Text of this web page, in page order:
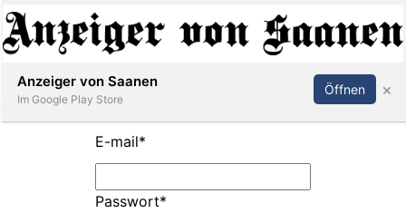
Abonnieren Anmelden
E-mail*
Passwort*
Anzeiger von Saanen
Im Google Play Store
Öffnen ×